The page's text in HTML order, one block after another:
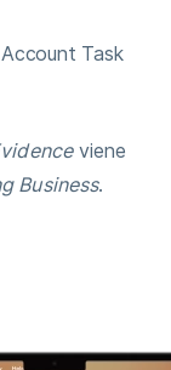
Task
viene
Business.